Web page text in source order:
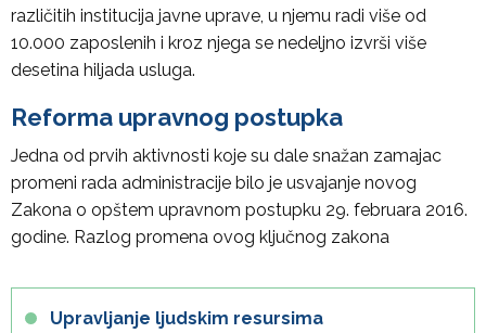
različitih institucija javne uprave, u njemu radi više od
10.000 zaposlenih i kroz njega se nedeljno izvrši više
desetina hiljada usluga.
Reforma upravnog postupka
Jedna od prvih aktivnosti koje su dale snažan zamajac
promeni rada administracije bilo je usvajanje novog
Zakona o opštem upravnom postupku 29. februara 2016.
godine. Razlog promena ovog ključnog zakona
Upravljanje ljudskim resursima